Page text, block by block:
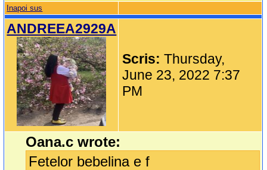
Inapoi sus
ANDREEA2929A
Scris:Thursday,
June 23, 2022 7:37
PM
Oana.c wrote:
Fetelor bebelina e f